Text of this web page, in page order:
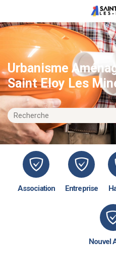
Urbanisme
Saint Eloy Les
Association Entreprise
Nouvel